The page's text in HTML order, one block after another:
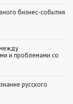
бизнес-события
и проблемами со
русского